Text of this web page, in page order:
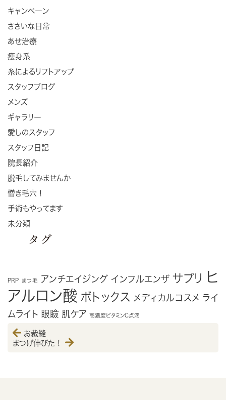
キャンペーン
ささいな日常
あせ治療
痩身系
糸によるリフトアップ
スタッフブログ
メンズ
ギャラリー
愛しのスタッフ
スタッフ日記
院長紹介
脱毛してみませんか
憎き毛穴！
手術もやってます
未分類
タグ
PRP まつ毛 アンチエイジング インフルエンザ サプリ ヒ
アルロン酸 ボトックス メディカルコスメ ライ
ムライト 眼瞼 肌ケア 高濃度ビタミンC点滴
お裁縫
まつげ伸びた！